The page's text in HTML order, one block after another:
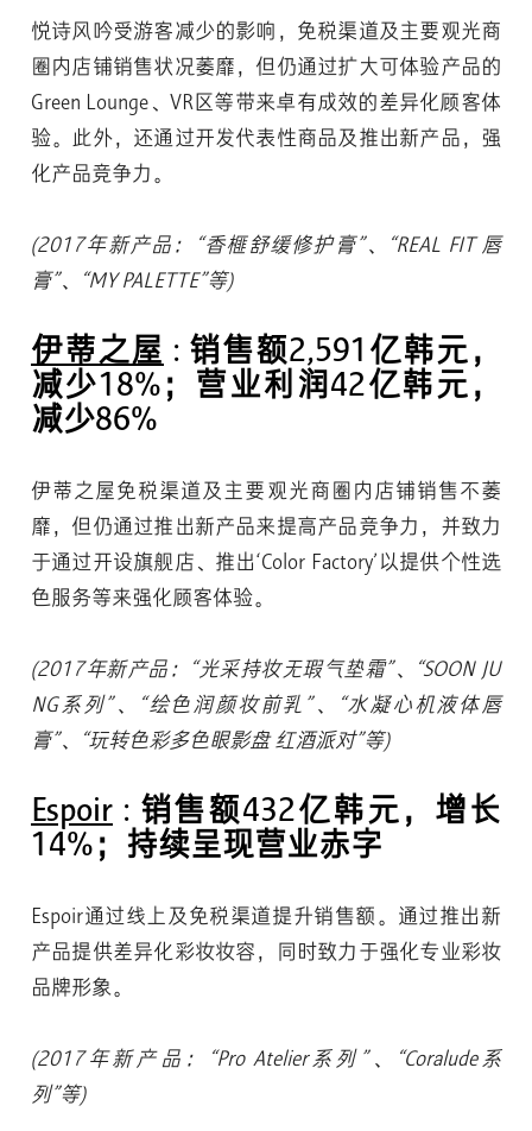
悦诗风吟受游客减少的影响，免税渠道及主要观光商
圈内店铺销售状况萎靡，但仍通过扩大可体验产品的
Green Lounge、VR区等带来卓有成效的差异化顾客体
验。此外，还通过开发代表性商品及推出新产品，强
化产品竞争力。
(2017年新产品：“香榧舒缓修护膏”、“REAL FIT 唇
膏”、“MY PALETTE”等)
伊蒂之屋 : 销售额2,591亿韩元，
减少18%；营业利润42亿韩元，
减少86%
伊蒂之屋免税渠道及主要观光商圈内店铺销售不萎
靡，但仍通过推出新产品来提高产品竞争力，并致力
于通过开设旗舰店、推出‘Color Factory’以提供个性选
色服务等来强化顾客体验。
(2017年新产品：“光采持妆无瑕气垫霜”、“SOON JU
NG系列”、“绘色润颜妆前乳”、“水凝心机液体唇
膏”、“玩转色彩多色眼影盘 红酒派对”等)
Espoir : 销售额432亿韩元，增长
14%；持续呈现营业赤字
Espoir通过线上及免税渠道提升销售额。通过推出新
产品提供差异化彩妆妆容，同时致力于强化专业彩妆
品牌形象。
(2017年新产品：“Pro Atelier系列”、“Coralude系
列”等)